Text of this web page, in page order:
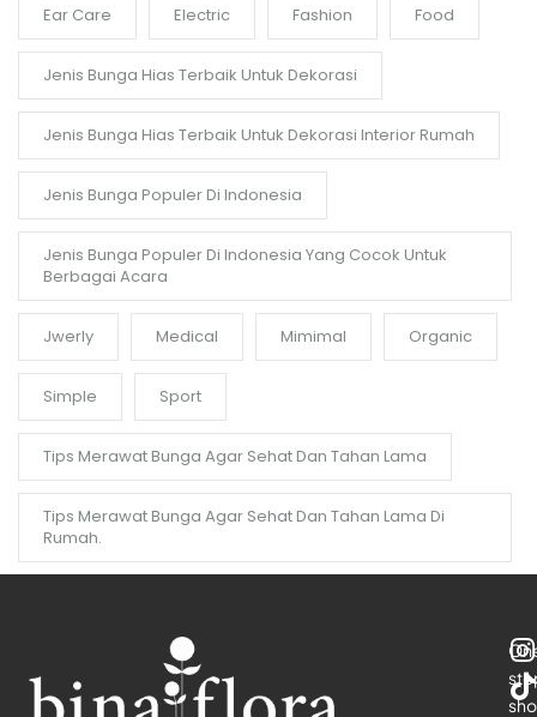
Ear Care Electric Fashion Food
Jenis Bunga Hias Terbaik Untuk Dekorasi
Jenis Bunga Hias Terbaik Untuk Dekorasi Interior Rumah
Jenis Bunga Populer Di Indonesia
Jenis Bunga Populer Di Indonesia Yang Cocok Untuk
Berbagai Acara
Jwerly Medical Mimimal Organic
Simple Sport
Tips Merawat Bunga Agar Sehat Dan Tahan Lama
Tips Merawat Bunga Agar Sehat Dan Tahan Lama Di
Rumah.